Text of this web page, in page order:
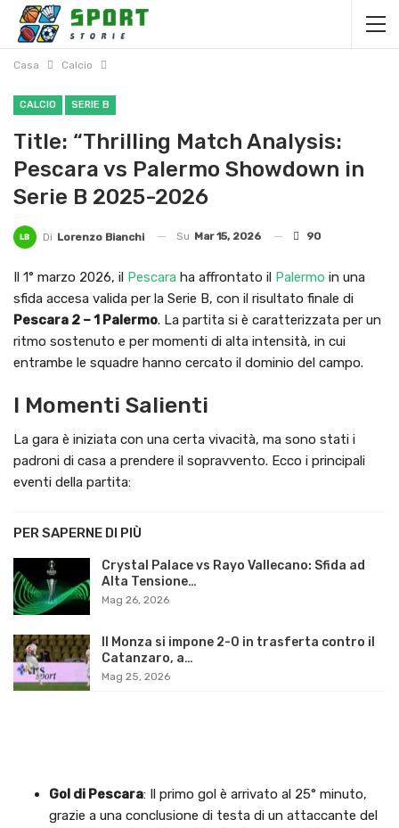
Casa Calcio
CALCIO SERIE B
Title: “Thrilling Match Analysis:
Pescara vs Palermo Showdown in
Serie B 2025-2026
Di Lorenzo Bianchi Su Mar 15, 2026 90
Il 1° marzo 2026, il Pescara ha affrontato il Palermo in una
sfida accesa valida per la Serie B, con il risultato finale di
Pescara 2 – 1 Palermo. La partita si è caratterizzata per un
ritmo sostenuto e per momenti di alta intensità, in cui
entrambe le squadre hanno cercato il dominio del campo.
I Momenti Salienti
La gara è iniziata con una certa vivacità, ma sono stati i
padroni di casa a prendere il sopravvento. Ecco i principali
eventi della partita:
PER SAPERNE DI PIÙ
Crystal Palace vs Rayo Vallecano: Sfida ad
Alta Tensione…
Mag 26, 2026
Il Monza si impone 2-0 in trasferta contro il
Catanzaro, a…
Mag 25, 2026
Gol di Pescara: Il primo gol è arrivato al 25° minuto,
grazie a una conclusione di testa di un attaccante del